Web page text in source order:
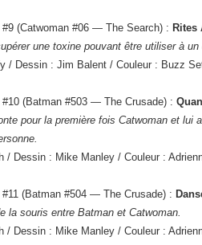
#9 (Catwoman #06 — The Search) : Rites
une toxine pouvant être utiliser à un
/ Dessin : Jim Balent / Couleur : Buzz
#10 (Batman #503 — The Crusade) :
pour la première fois Catwoman et lui
/ Dessin : Mike Manley / Couleur :
#11 (Batman #504 — The Crusade) :
la souris entre Batman et Catwoman.
/ Dessin : Mike Manley / Couleur :